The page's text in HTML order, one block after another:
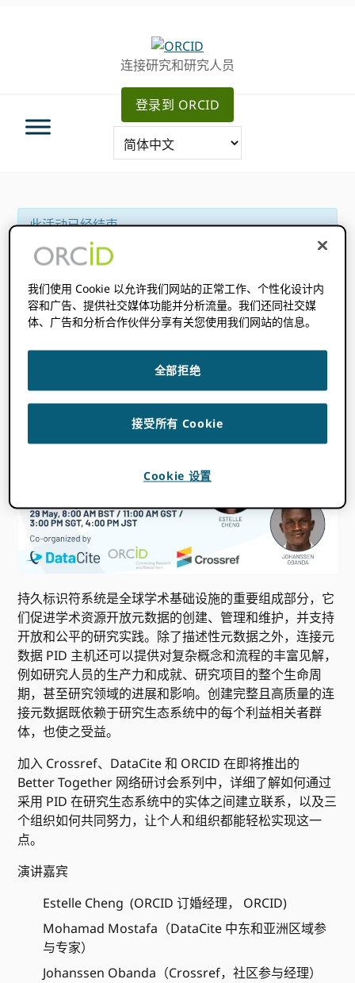
连接研究和研究人员
登录到 ORCID
此活动已经结束。
活动系列：与 Crossref、DataCite 和 更好地结合
ORCID
2024 年 5 月 29 日@上午 8:00–上午 9:00
BST
无法检测到您的时区。 尝试
持久标识符系统是全球学术基础设施的重要组成部分，它
们促进学术资源开放元数据的创建、管理和维护，并支持
开放和公平的研究实践。除了描述性元数据之外，连接元
数据 PID 主机还可以提供对复杂概念和流程的丰富见解，
例如研究人员的生产力和成就、研究项目的整个生命周
期，甚至研究领域的进展和影响。创建完整且高质量的连
接元数据既依赖于研究生态系统中的每个利益相关者群
体，也使之受益。
加入 Crossref、DataCite 和 ORCID 在即将推出的
Better Together 网络研讨会系列中，详细了解如何通过
采用 PID 在研究生态系统中的实体之间建立联系，以及三
个组织如何共同努力，让个人和组织都能轻松实现这一
点。
演讲嘉宾
Estelle Cheng (ORCID 订婚经理， ORCID)
Mohamad Mostafa（DataCite 中东和亚洲区域参
与专家）
Johanssen Obanda（Crossref，社区参与经理）
我们使用 Cookie 以允许我们网站的正常工作、个性化设计内
容和广告、提供社交媒体功能并分析流量。我们还同社交媒
体、广告和分析合作伙伴分享有关您使用我们网站的信息。
全部拒绝
接受所有 Cookie
Cookie 设置